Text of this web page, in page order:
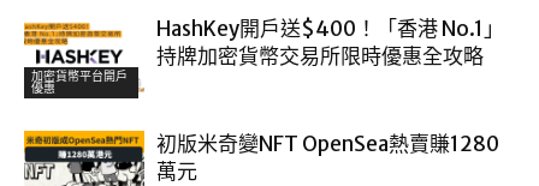
加密貨幣平台開戶
優惠
HashKey開戶送$400！「香港 No.1」
持牌加密貨幣交易所限時優惠全攻略
初版米奇變NFT OpenSea熱賣賺1280
萬元